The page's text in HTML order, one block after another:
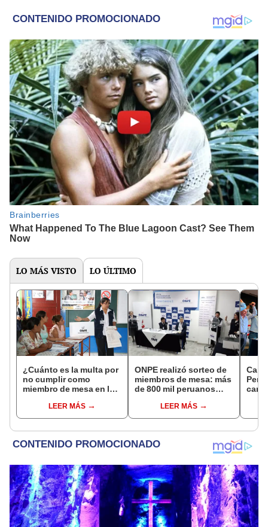
LO MÁS VISTO LO ÚLTIMO
¿Cuánto es la multa por
no cumplir como
miembro de mesa en las
y Municipales?
LEER MÁS
ONPE realizó sorteo de
miembros de mesa: más
de 800 mil peruanos
las Elecciones
Regionales y
LEER MÁS
Perú